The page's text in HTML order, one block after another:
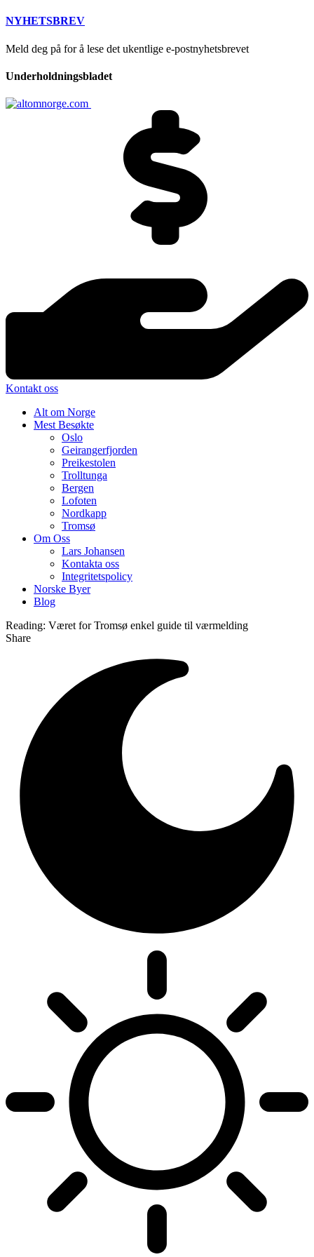
NYHETSBREV
Meld deg på for å lese det ukentlige e-postnyhetsbrevet
Underholdningsbladet
Kontakt oss
Alt om Norge
Mest Besøkte
Oslo
Geirangerfjorden
Preikestolen
Trolltunga
Bergen
Lofoten
Nordkapp
Tromsø
Om Oss
Lars Johansen
Kontakta oss
Integritetspolicy
Norske Byer
Blog
Reading: Været for Tromsø enkel guide til værmelding
Share